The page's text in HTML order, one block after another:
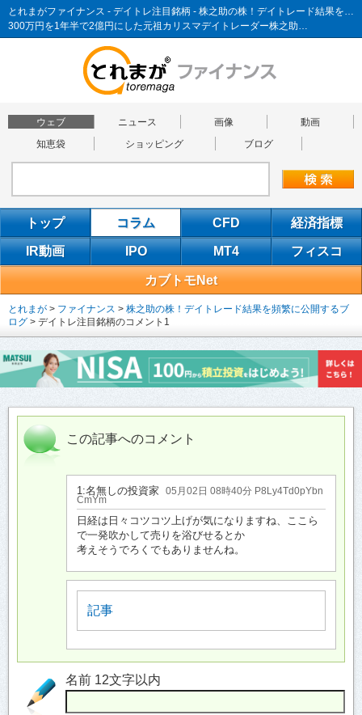
とれまがファイナンス - デイトレ注目銘柄 - 株之助の株！デイトレード結果を頻繁に公開するブログ
300万円を1年半で2億円にした元祖カリスマデイトレーダー株之助…
ウェブ ニュース 画像
動画
知恵袋
ショッピング ブログ
トップ コラム CFD 経済指標
IR動画 IPO MT4 フィスコ
カブトモNet
とれまが > ファイナンス > 株之助の株！デイトレード結果を頻繁に公開するブ
ログ > デイトレ注目銘柄のコメント1
この記事へのコメント
1:名無しの投資家
05月02日 08時40分 P8Ly4Td0pYbn
CmYm
日経は日々コツコツ上げが気になりますね、ここら
で一発吹かして売りを浴びせるとか
考えそうでろくでもありませんね。
記事
名前 12文字以内